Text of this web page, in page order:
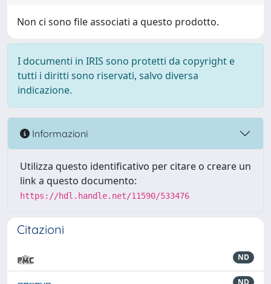
Non ci sono file associati a questo prodotto.
I documenti in IRIS sono protetti da copyright e
tutti i diritti sono riservati, salvo diversa
indicazione.
Informazioni
Utilizza questo identificativo per citare o creare un
link a questo documento:
https://hdl.handle.net/11590/533476
Citazioni
ND